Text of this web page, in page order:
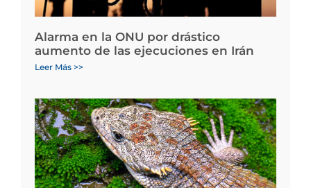
Alarma en la ONU por drástico
aumento de las ejecuciones en Irán
Leer Más >>